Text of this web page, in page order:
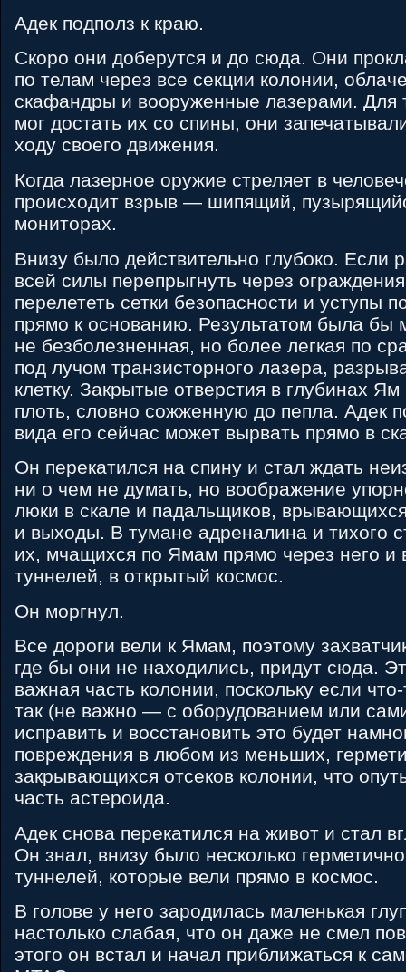
Адек подполз к краю.
Скоро они доберутся и до сюда. Они
по телам через все секции колонии,
скафандры и вооруженные лазерами. Для
мог достать их со спины, они
ходу своего движения.
Когда лазерное оружие стреляет в
происходит взрыв — шипящий,
мониторах.
Внизу было действительно глубоко. Если
всей силы перепрыгнуть через
перелететь сетки безопасности и уступы
прямо к основанию. Результатом была бы
не безболезненная, но более легкая по
под лучом транзисторного лазера,
клетку. Закрытые отверстия в глубинах
плоть, словно сожженную до пепла. Адек
вида его сейчас может вырвать прямо в
Он перекатился на спину и стал ждать
ни о чем не думать, но воображение
люки в скале и падальщиков,
и выходы. В тумане адреналина и тихого
их, мчащихся по Ямам прямо через него
туннелей, в открытый космос.
Он моргнул.
Все дороги вели к Ямам, поэтому
где бы они не находились, придут сюда.
важная часть колонии, поскольку если
так (не важно — с оборудованием или
исправить и восстановить это будет
повреждения в любом из меньших,
закрывающихся отсеков колонии, что
часть астероида.
Адек снова перекатился на живот и стал
Он знал, внизу было несколько
туннелей, которые вели прямо в космос.
В голове у него зародилась маленькая
настолько слабая, что он даже не смел
этого он встал и начал приближаться к